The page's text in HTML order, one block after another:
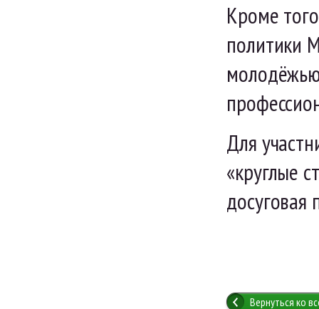
Кроме
политики
Для
«круглые
досуговая
Вернуться ко